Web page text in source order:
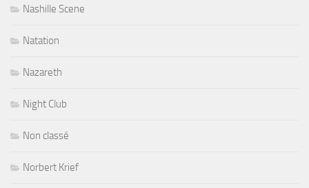
Nashille Scene
Natation
Nazareth
Night Club
Non classé
Norbert Krief